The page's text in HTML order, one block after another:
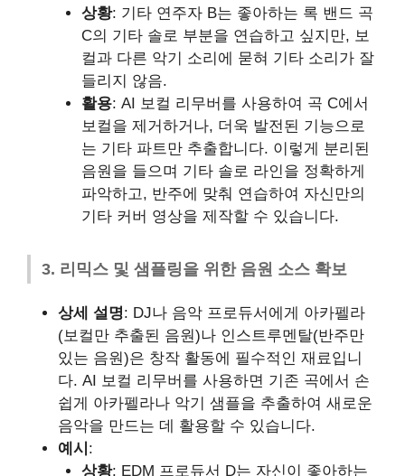
상황: 기타 연주자 B는 좋아하는 록 밴드 곡
C의 기타 솔로 부분을 연습하고 싶지만, 보
컬과 다른 악기 소리에 묻혀 기타 소리가 잘
들리지 않음.
활용: AI 보컬 리무버를 사용하여 곡 C에서
보컬을 제거하거나, 더욱 발전된 기능으로
는 기타 파트만 추출합니다. 이렇게 분리된
음원을 들으며 기타 솔로 라인을 정확하게
파악하고, 반주에 맞춰 연습하여 자신만의
기타 커버 영상을 제작할 수 있습니다.
3. 리믹스 및 샘플링을 위한 음원 소스 확보
상세 설명: DJ나 음악 프로듀서에게 아카펠라
(보컬만 추출된 음원)나 인스트루멘탈(반주만
있는 음원)은 창작 활동에 필수적인 재료입니
다. AI 보컬 리무버를 사용하면 기존 곡에서 손
쉽게 아카펠라나 악기 샘플을 추출하여 새로운
음악을 만드는 데 활용할 수 있습니다.
예시 :
상황: EDM 프로듀서 D는 자신이 좋아하는